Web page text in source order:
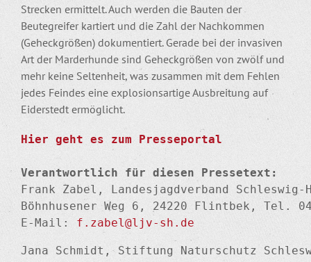
Strecken ermittelt. Auch werden die Bauten der
Beutegreifer kartiert und die Zahl der Nachkommen
(Geheckgrößen) dokumentiert. Gerade bei der invasiven
Art der Marderhunde sind Geheckgrößen von zwölf und
mehr keine Seltenheit, was zusammen mit dem Fehlen
jedes Feindes eine explosionsartige Ausbreitung auf
Eiderstedt ermöglicht.
Hier geht es zum Presseportal
Verantwortlich für diesen Pressetext:
Frank Zabel, Landesjagdverband
Böhnhusener Weg 6, 24220 Flintbek, Tel.
E-Mail: f.zabel@ljv-sh.de
Jana Schmidt, Stiftung Naturschutz